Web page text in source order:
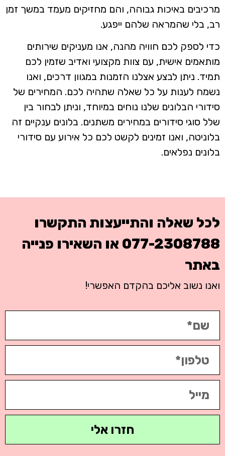
מרכיבים באיכות גבוהה, והם מחזיקים מעמד במשך זמן
רב, בלי שהמראה שלהם ייפגע.
כדי לספק לכם חוויה מהנה, אנו מעניקים שירותים
מותאמים אישית, עם צוות מקצועי ואדיב שזמין לכם
תמיד. ניתן לבצע אצלנו הזמנות במגוון דרכים, ואנו
נשמח לענות על כל שאלה שתהיה לכם. המחירים של
סידורי הבלונים שלנו נוחים במיוחד, וניתן לבחור בין
שלל סוגי סידורים במחירים משתנים. בלונים ענקיים זה
בלוניטה, ואנו זמינים לקשט לכם כל אירוע עם סידורי
בלונים נפלאים.
לכל שאלה והתייעצות התקשרו
077-2308788 או השאירו פנייה
באתר
ואנו נשוב אליכם בהקדם האפשרי!
חזרו אלי